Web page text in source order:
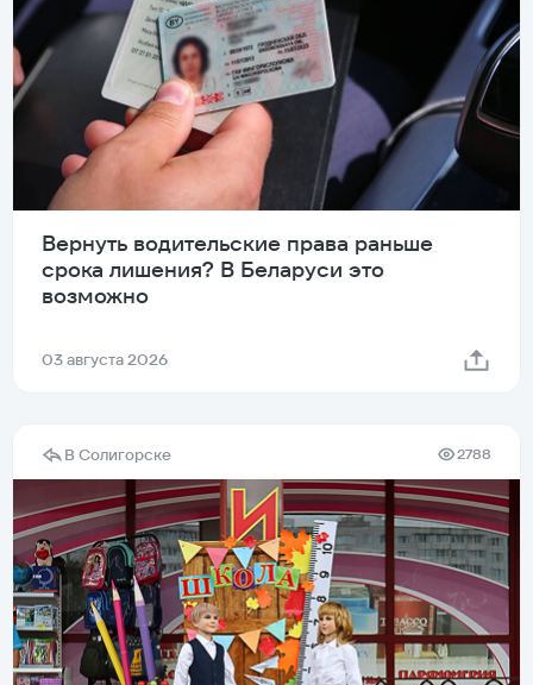
Вернуть водительские права раньше
срока лишения? В Беларуси это
возможно
03 августа 2026
В Солигорске 2788